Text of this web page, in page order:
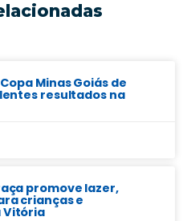
Minas Goiás de
resultados na
promove lazer,
crianças e
Vitória